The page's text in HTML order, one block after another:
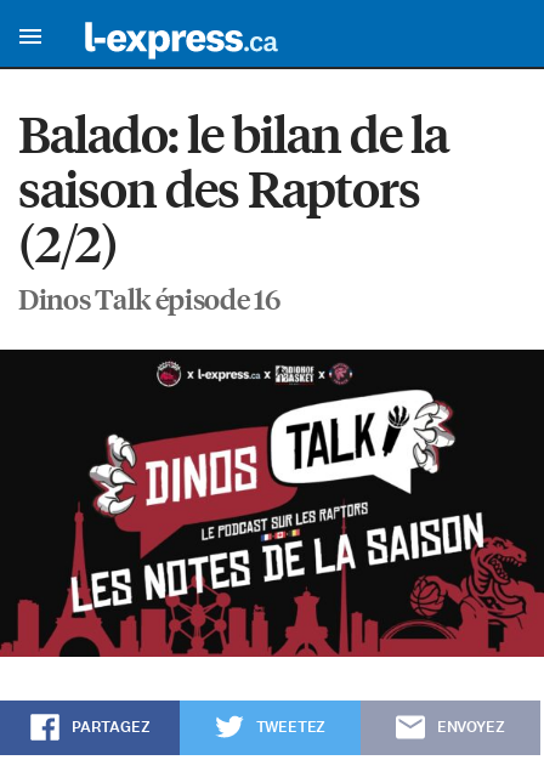
Balado: le bilan de la
saison des Raptors
(2/2)
Dinos Talk épisode 16
PARTAGEZ TWEETEZ ENVOYEZ